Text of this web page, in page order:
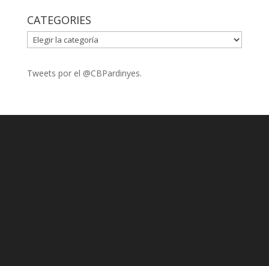
CATEGORIES
CATEGORIES
Tweets por el @CBPardinyes.